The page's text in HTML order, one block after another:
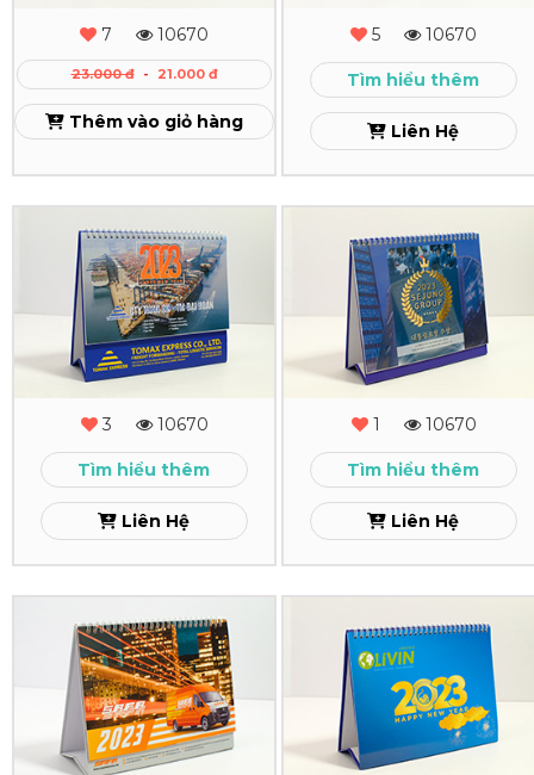
ThreeBond
7 10670
23.000 đ - 21.000 đ
Thêm vào giỏ hàng
Xem
5 10670
Tìm hiểu thêm
Liên Hệ
Bàn
Tomax
Xem
3 10670
Tìm hiểu thêm
Liên Hệ
Bàn
Sejung
Group
Xem
1 10670
Tìm hiểu thêm
Liên Hệ
Lịch
Bàn
Lịch
Bàn